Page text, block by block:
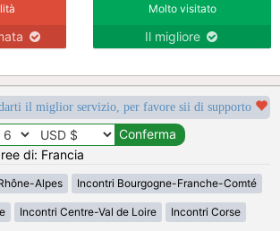
Molto visitato
Il migliore
il miglior servizio, per favore sii di supporto
di: Francia
Alpes Incontri Bourgogne-Franche-Comté
Incontri Centre-Val de Loire Incontri Corse